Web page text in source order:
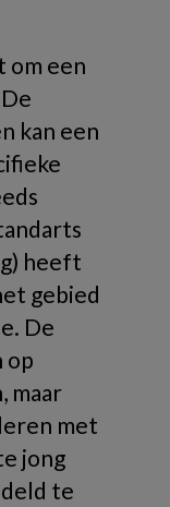
om een
kan een
heeft
gebied
De
op
maar
met
jong
te